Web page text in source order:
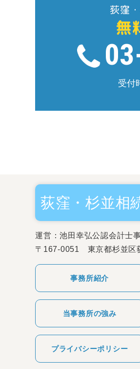
受付
荻窪・杉並相
運営：池田幸弘公認会計士
〒167-0051 東京都杉並
事務所紹介
当事務所の強み
プライバシーポリシー